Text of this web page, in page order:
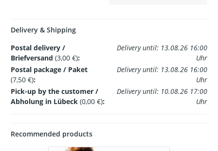
Delivery & Shipping
Postal delivery /
Briefversand (3,00 €):
Delivery until: 13.08.26 16:00
Uhr
Postal package / Paket
(7,50 €):
Delivery until: 13.08.26 16:00
Uhr
Pick-up by the customer /
Abholung in Lübeck (0,00 €):
Delivery until: 10.08.26 17:00
Uhr
Recommended products